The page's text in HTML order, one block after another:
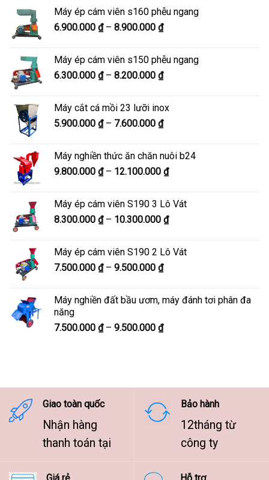
8.500.000 ₫
Máy ép cám viên s160 phễu ngang
6.900.000 ₫ – 8.900.000 ₫Khoảng
từ
6.900.000 ₫
đến
Máy ép cám viên s150 phễu ngang
6.300.000 ₫ – 8.200.000 ₫Khoảng
6.300.000 ₫
đến
Máy cắt cá mồi 23 lưỡi inox
5.900.000 ₫ – 7.600.000 ₫Khoảng
5.900.000 ₫
đến
Máy nghiền thức ăn chăn nuôi b24
9.800.000 ₫ – 12.100.000 ₫Khoảng
9.800.000 ₫
đến
Máy ép cám viên S190 3 Lô Vát
8.300.000 ₫ – 10.300.000 ₫Khoảng
8.300.000 ₫
Máy ép cám viên S190 2 Lô Vát
7.500.000 ₫ – 9.500.000 ₫Khoảng
7.500.000 ₫
9.500.000 ₫
Máy nghiền đất bầu ươm, máy đánh tơi phân đa
năng
7.500.000 ₫ – 9.500.000 ₫Khoảng
9.500.000 ₫
Giao toàn quốc
Nhận hàng
thanh toán tại
Bảo hành
12tháng từ
công ty